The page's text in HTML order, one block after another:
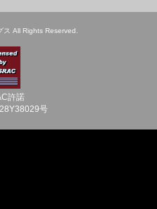
All Rights Reserved.
許諾
号